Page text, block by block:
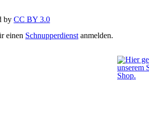
by CC BY 3.0
einen Schnupperdienst anmelden.